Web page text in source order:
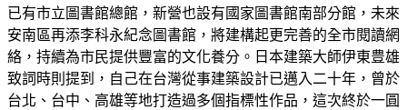
已有市立圖書館總館，新營也設有國家圖書館南部分館，未來
安南區再添李科永紀念圖書館，將建構起更完善的全市閱讀網
絡，持續為市民提供豐富的文化養分。日本建築大師伊東豊雄
致詞時則提到，自己在台灣從事建築設計已邁入二十年，曾於
台北、台中、高雄等地打造過多個指標性作品，這次終於一圓